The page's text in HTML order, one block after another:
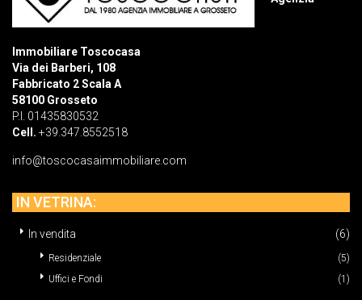
Immobiliare Toscocasa
Via dei Barberi, 108
Fabbricato 2 Scala A
58100 Grosseto
P.I. 01435830532
Cell. +39.347.8552518
info@toscocasaimmobiliare.com
IN VETRINA:
In vendita
Residenziale
(5)
Uffici e Fondi
(1)
(6)